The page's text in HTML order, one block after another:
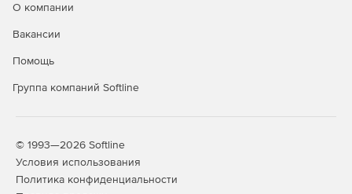
О компании
Вакансии
Помощь
Группа компаний Softline
© 1993—2026 Softline
Условия использования
Политика конфиденциальности